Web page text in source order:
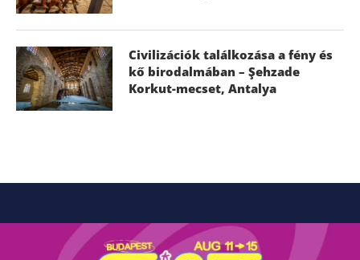
Civilizációk találkozása a fény és
kő birodalmában – Şehzade
Korkut-mecset, Antalya